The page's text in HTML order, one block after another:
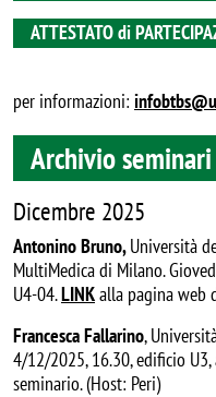
ATTESTATO di
per informazioni:
Archivio seminari
Dicembre 2025
Antonino Bruno,Università
MultiMedica di Milano.
U4-04.LINKalla pagina web
Francesca Fallarino,
4/12/2025, 16.30, edificio U3,
seminario. (Host: Peri)